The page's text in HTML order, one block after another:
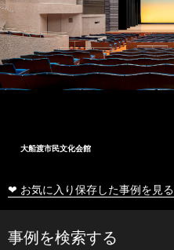
文化会館
❤ お気に入り保存した事例を見る
事例を検索する